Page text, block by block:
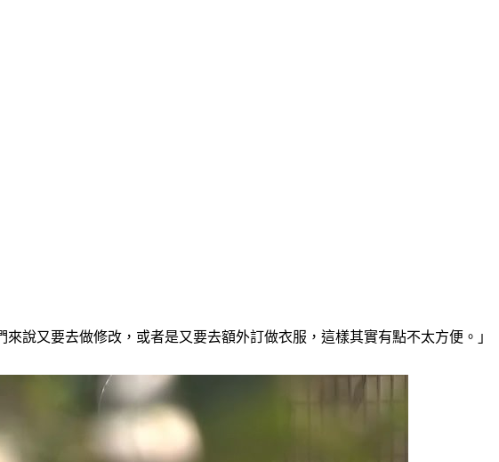
說又要去做修改，或者是又要去額外訂做衣服，這樣其實有點不太方便。」